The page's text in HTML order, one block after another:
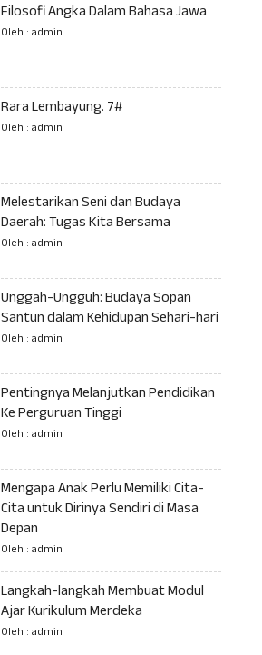
Filosofi Angka Dalam Bahasa Jawa
Oleh : admin
Rara Lembayung. 7#
Oleh : admin
Melestarikan Seni dan Budaya
Daerah: Tugas Kita Bersama
Oleh : admin
Unggah-Ungguh: Budaya Sopan
Santun dalam Kehidupan Sehari-hari
Oleh : admin
Pentingnya Melanjutkan Pendidikan
Ke Perguruan Tinggi
Oleh : admin
Mengapa Anak Perlu Memiliki Cita-
Cita untuk Dirinya Sendiri di Masa
Depan
Oleh : admin
Langkah-langkah Membuat Modul
Ajar Kurikulum Merdeka
Oleh : admin